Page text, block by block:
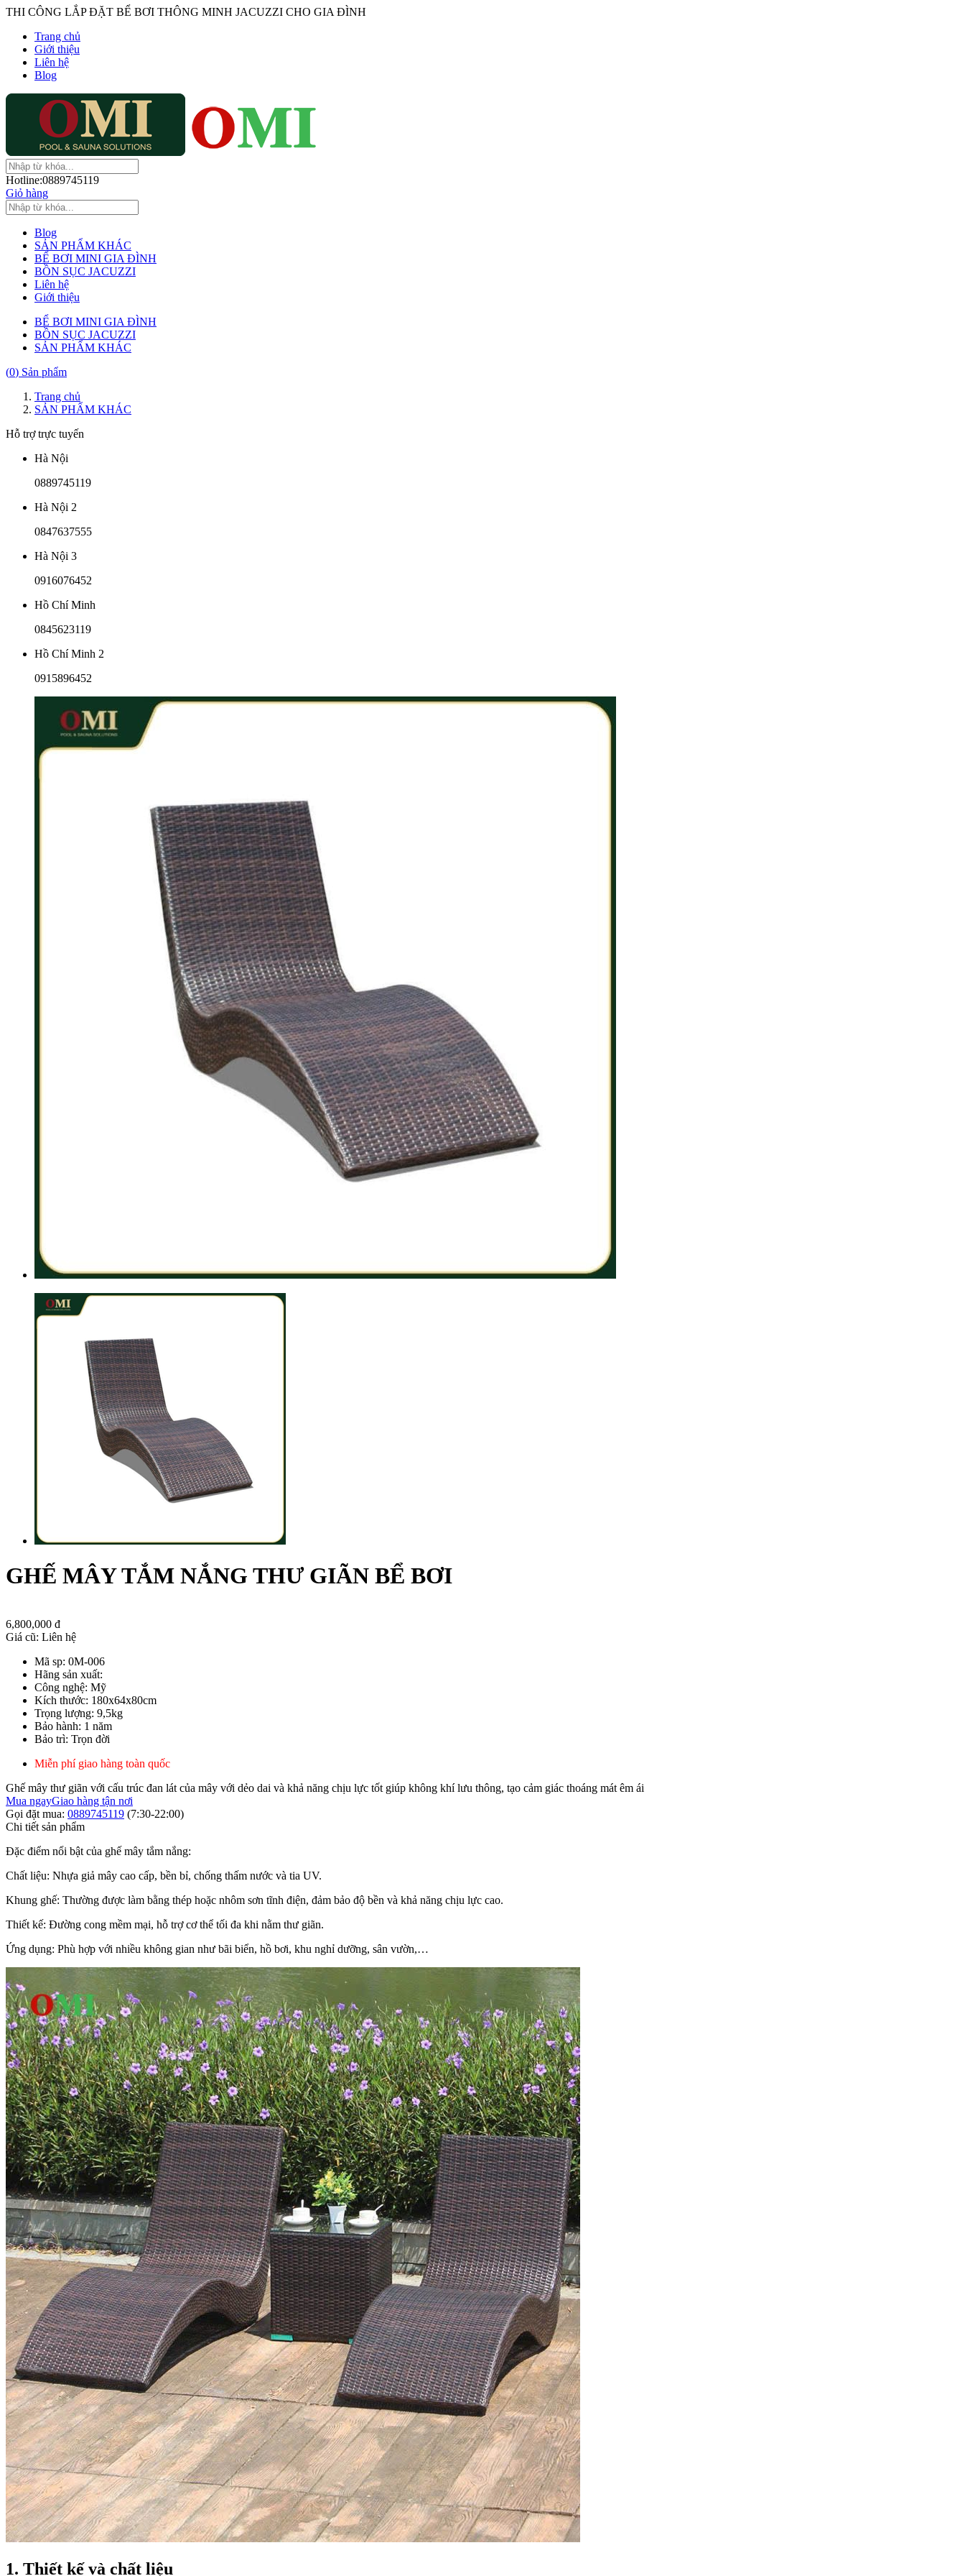
THI CÔNG LẮP ĐẶT BỂ BƠI THÔNG MINH JACUZZI CHO GIA ĐÌNH
Trang chủ
Giới thiệu
Liên hệ
Blog
Hotline:0889745119
Giỏ hàng
Blog
SẢN PHẨM KHÁC
BỂ BƠI MINI GIA ĐÌNH
BỒN SỤC JACUZZI
Liên hệ
Giới thiệu
BỂ BƠI MINI GIA ĐÌNH
BỒN SỤC JACUZZI
SẢN PHẨM KHÁC
(0) Sản phẩm
Trang chủ
SẢN PHẨM KHÁC
Hỗ trợ trực tuyến
Hà Nội
0889745119
Hà Nội 2
0847637555
Hà Nội 3
0916076452
Hồ Chí Minh
0845623119
Hồ Chí Minh 2
0915896452
GHẾ MÂY TẮM NẮNG THƯ GIÃN BỂ BƠI
6,800,000 đ
Giá cũ: Liên hệ
Mã sp: 0M-006
Hãng sản xuất:
Công nghệ: Mỹ
Kích thước: 180x64x80cm
Trọng lượng: 9,5kg
Bảo hành: 1 năm
Bảo trì: Trọn đời
Miễn phí giao hàng toàn quốc
Ghế mây thư giãn với cấu trúc đan lát của mây với dẻo dai và khả năng chịu lực tốt giúp không khí lưu thông, tạo cảm giác thoáng mát êm ái
Mua ngayGiao hàng tận nơi
Gọi đặt mua: 0889745119 (7:30-22:00)
Chi tiết sản phẩm
Đặc điểm nổi bật của ghế mây tắm nắng:
Chất liệu: Nhựa giả mây cao cấp, bền bỉ, chống thấm nước và tia UV.
Khung ghế: Thường được làm bằng thép hoặc nhôm sơn tĩnh điện, đảm bảo độ bền và khả năng chịu lực cao.
Thiết kế: Đường cong mềm mại, hỗ trợ cơ thể tối đa khi nằm thư giãn.
Ứng dụng: Phù hợp với nhiều không gian như bãi biển, hồ bơi, khu nghỉ dưỡng, sân vườn,…
1. Thiết kế và chất liệu